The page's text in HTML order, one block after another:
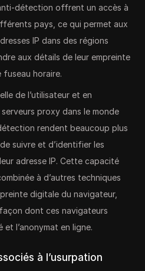
détection offrent un accès à
pays, ce qui permet aux
IP dans des régions
aux détails de leur empreinte
fuseau horaire.
de l’utilisateur et en
proxy dans le monde
rendent beaucoup plus
suivre et d’identifier les
adresse IP. Cette capacité
à d’autres techniques
digitale du navigateur,
dont ces navigateurs
l’anonymat en ligne.
à l’usurpation